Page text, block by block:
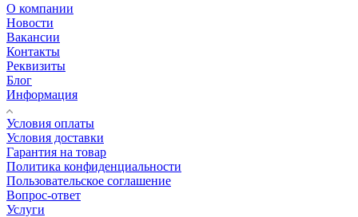
О компании
Новости
Вакансии
Контакты
Реквизиты
Блог
Информация
Условия оплаты
Условия доставки
Гарантия на товар
Политика конфиденциальности
Пользовательское соглашение
Вопрос-ответ
Услуги